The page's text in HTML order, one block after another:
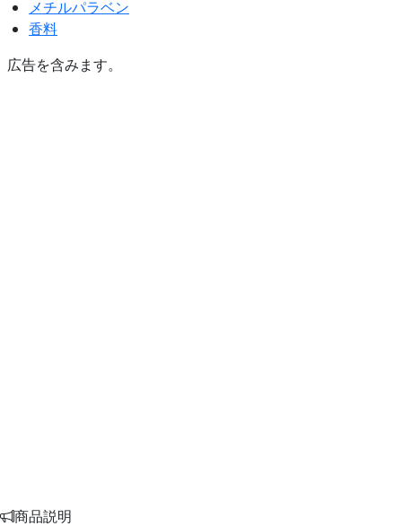
メチルパラベン
香料
広告を含みます。
商品説明